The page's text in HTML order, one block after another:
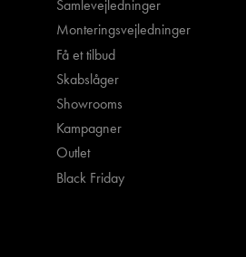
Samlevejledninger
Monteringsvejledninger
Få et tilbud
Skabslåger
Showrooms
Kampagner
Outlet
Black Friday